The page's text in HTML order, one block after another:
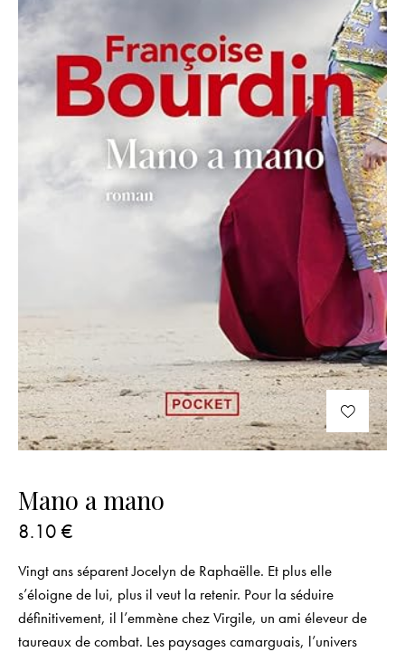
Mano a mano
8.10 €
Vingt ans séparent Jocelyn de Raphaëlle. Et plus elle
s’éloigne de lui, plus il veut la retenir. Pour la séduire
définitivement, il l’emmène chez Virgile, un ami éleveur de
taureaux de combat. Les paysages camarguais, l’univers